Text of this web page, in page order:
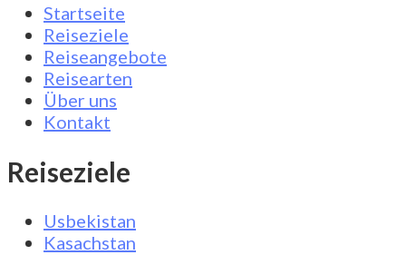
Startseite
Reiseziele
Reiseangebote
Reisearten
Über uns
Kontakt
Reiseziele
Usbekistan
Kasachstan